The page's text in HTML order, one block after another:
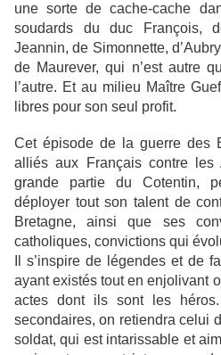
une sorte de cache-cache
soudards du duc François,
Jeannin, de Simonnette,
de Maurever, qui n’est autre
l’autre. Et au milieu Maître
libres pour son seul profit.
Cet épisode de la guerre des
alliés aux Français contre
grande partie du Cotentin,
déployer tout son talent de
Bretagne, ainsi que ses
catholiques, convictions qui
Il s’inspire de légendes et de
ayant existés tout en enjolivant
actes dont ils sont les
secondaires, on retiendra celui
soldat, qui est intarissable et